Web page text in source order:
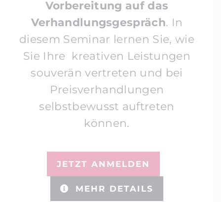
Vorbereitung auf das
Verhandlungsgespräch. In
diesem Seminar lernen Sie, wie
Sie Ihre kreativen Leistungen
souverän vertreten und bei
Preisverhandlungen
selbstbewusst auftreten
können.
JETZT ANMELDEN
MEHR DETAILS